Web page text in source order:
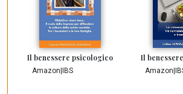
Il benessere psicologico
Amazon IBS
Il
Amazon